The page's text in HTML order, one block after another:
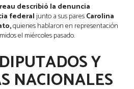
describió la denuncia
federaljunto a sus paresCarolina
quienes hablaron en representación
el miércoles pasado.
Y
NACIONALES